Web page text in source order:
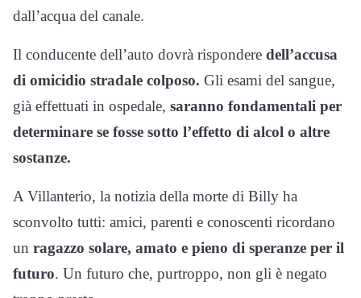
dall’acqua del canale.
Il conducente dell’auto dovrà rispondere dell’accusa
di omicidio stradale colposo. Gli esami del sangue,
già effettuati in ospedale, saranno fondamentali per
determinare se fosse sotto l’effetto di alcol o altre
sostanze.
A Villanterio, la notizia della morte di Billy ha
sconvolto tutti: amici, parenti e conoscenti ricordano
un ragazzo solare, amato e pieno di speranze per il
futuro. Un futuro che, purtroppo, non gli è negato